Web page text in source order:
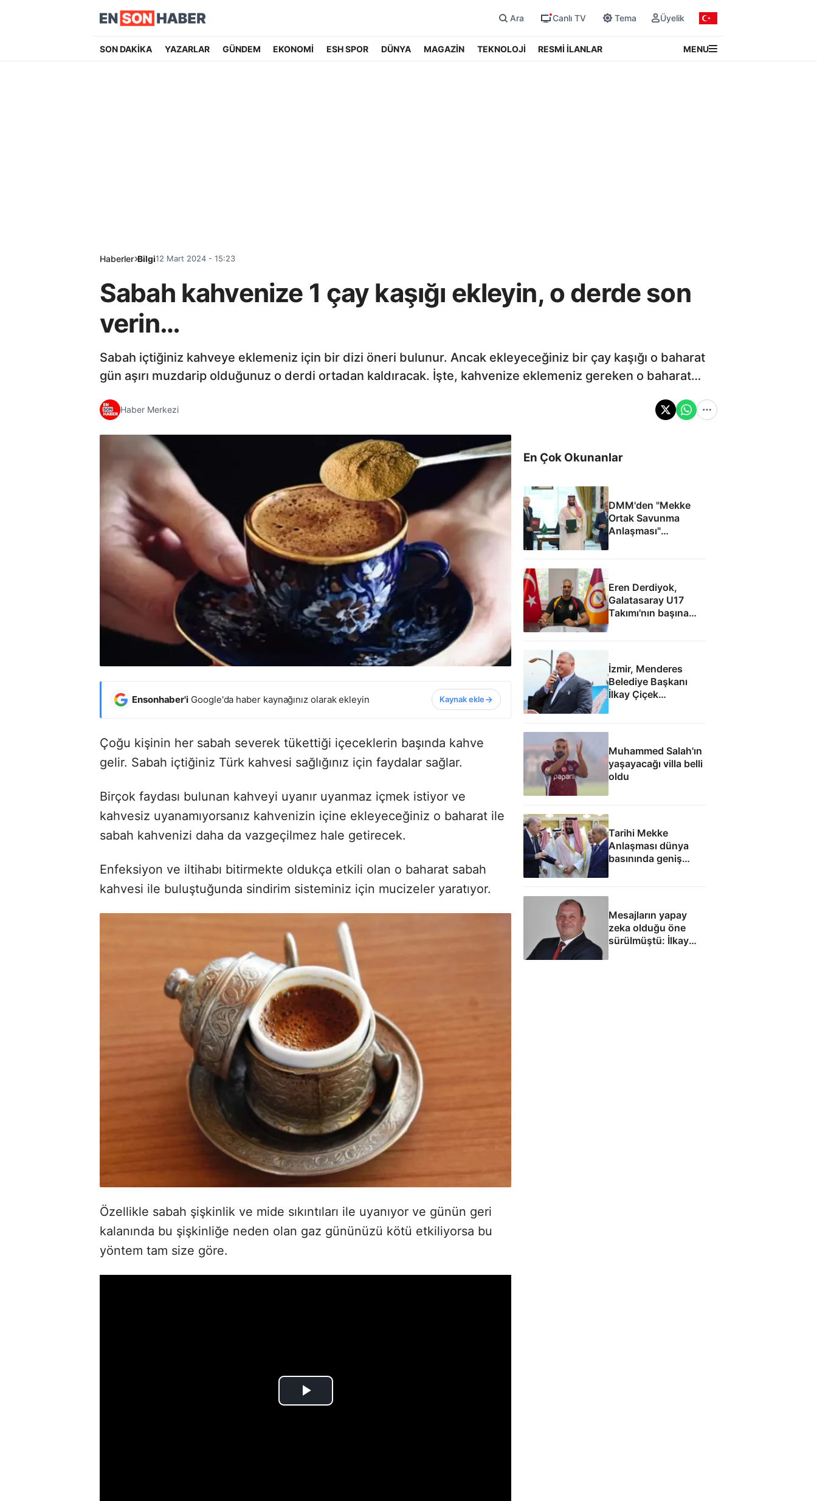
Ara Canlı TV Tema Üyelik
SON DAKİKA YAZARLAR GÜNDEM EKONOMİ ESH SPOR DÜNYA MAGAZİN TEKNOLOJİ RESMİ İLANLAR MENU
Haberler Bilgi12 Mart 2024 - 15:23
Sabah kahvenize 1 çay kaşığı ekleyin, o derde son
verin…
Sabah içtiğiniz kahveye eklemeniz için bir dizi öneri bulunur. Ancak ekleyeceğiniz bir çay kaşığı o baharat
gün aşırı muzdarip olduğunuz o derdi ortadan kaldıracak. İşte, kahvenize eklemeniz gereken o baharat…
Haber Merkezi
Ensonhaber'i Google'da haber kaynağınız olarak ekleyin Kaynak ekle
Çoğu kişinin her sabah severek tükettiği içeceklerin başında kahve
gelir. Sabah içtiğiniz Türk kahvesi sağlığınız için faydalar sağlar.
Birçok faydası bulunan kahveyi uyanır uyanmaz içmek istiyor ve
kahvesiz uyanamıyorsanız kahvenizin içine ekleyeceğiniz o baharat ile
sabah kahvenizi daha da vazgeçilmez hale getirecek.
Enfeksiyon ve iltihabı bitirmekte oldukça etkili olan o baharat sabah
kahvesi ile buluştuğunda sindirim sisteminiz için mucizeler yaratıyor.
Özellikle sabah şişkinlik ve mide sıkıntıları ile uyanıyor ve günün geri
kalanında bu şişkinliğe neden olan gaz gününüzü kötü etkiliyorsa bu
yöntem tam size göre.
En Çok Okunanlar
DMM'den "Mekke
Ortak Savunma
Anlaşması"
iddialarına yalanlama
Eren Derdiyok,
Galatasaray U17
Takımı'nın başına
geçti
İzmir, Menderes
Belediye Başkanı
İlkay Çiçek
Muhammed Salah'ın
yaşayacağı villa belli
oldu
Tarihi Mekke
Anlaşması dünya
basınında geniş
yankı uyandırdı
Mesajların yapay
zeka olduğu öne
sürülmüştü: İlkay